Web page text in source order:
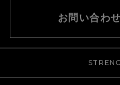
お問い合わ